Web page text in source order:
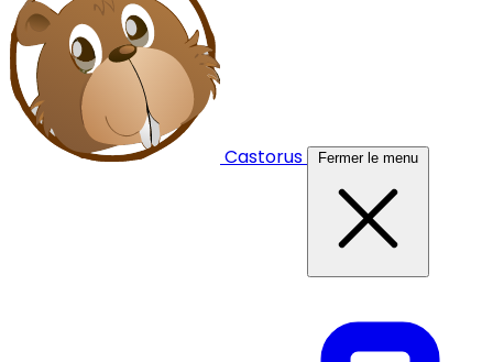
Castorus Fermer le menu